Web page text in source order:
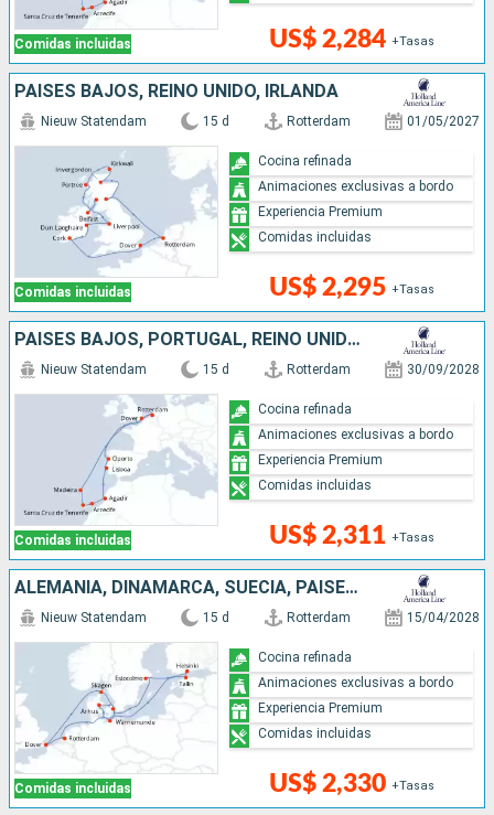
Comidas incluidas US$ 2,284 +Tasas
PAISES BAJOS, REINO UNIDO, IRLANDA
Comidas incluidas
Nieuw Statendam 15 d Rotterdam 01/05/2027
US$ 2,295 +Tasas
Cocina refinada
Animaciones exclusivas a bordo
Experiencia Premium
Comidas incluidas
PAISES BAJOS, PORTUGAL, REINO UNIDO, MARRUECOS
Comidas incluidas
Nieuw Statendam 15 d Rotterdam 30/09/2028
US$ 2,311 +Tasas
Cocina refinada
Animaciones exclusivas a bordo
Experiencia Premium
Comidas incluidas
ALEMANIA, DINAMARCA, SUECIA, PAISES BAJOS, FINLANDIA, ESTONIA, REINO UNIDO
Comidas incluidas
Nieuw Statendam 15 d Rotterdam 15/04/2028
US$ 2,330 +Tasas
Cocina refinada
Animaciones exclusivas a bordo
Experiencia Premium
Comidas incluidas